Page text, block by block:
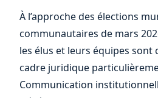
et
À l’approche des élections
communautaires de mars
les élus et leurs équipes sont
cadre juridique
Communication